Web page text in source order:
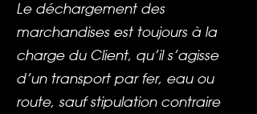
Le déchargement des
marchandises est toujours à la
charge du Client, qu’il s’agisse
d’un transport par fer, eau ou
route, sauf stipulation contraire